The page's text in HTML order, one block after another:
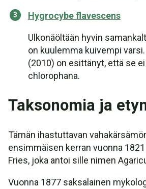
Hygrocybe flavescens
Ulkonäöltään hyvin
on kuulemma kuivempi
(2010) on esittänyt, että se
chlorophana.
Taksonomia ja
Tämän ihastuttavan
ensimmäisen kerran vuonna
Fries, joka antoi sille nimen
Vuonna 1877 saksalainen